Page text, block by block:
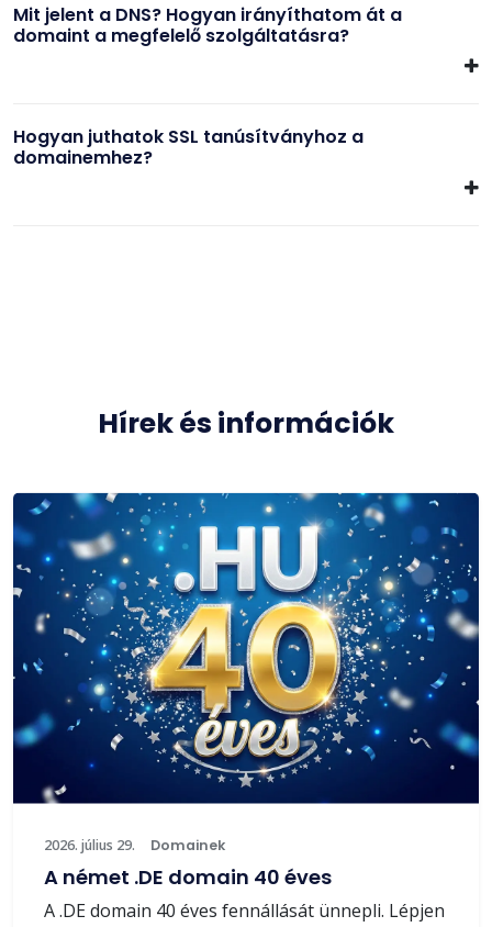
Mit jelent a DNS? Hogyan irányíthatom át a
domaint a megfelelő szolgáltatásra?
Hogyan juthatok SSL tanúsítványhoz a
domainemhez?
Hírek és információk
2026. július 29. Domainek
A német .DE domain 40 éves
A .DE domain 40 éves fennállását ünnepli. Lépjen